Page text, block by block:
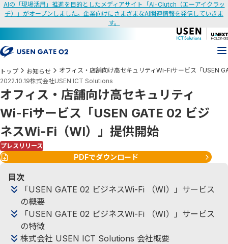
AIの「現場活用」推進を目的としたメディアサイト「AI-Clutch（エーアイクラッ
チ）」がオープンしました。企業向けにさまざまなAI関連情報を発信していきま
す。
トップ お知らせ
オフィス・店舗向け高セキュリティWi-Fiサービス「USEN
2022.10.19株式会社USEN ICT Solutions
オフィス・店舗向け高セキュリティ
Wi-Fiサービス「USEN GATE 02 ビジ
ネスWi-Fi（WI）」提供開始
プレスリリース
PDFでダウンロード
目次
「USEN GATE 02 ビジネスWi-Fi （WI）」サービス
の概要
「USEN GATE 02 ビジネスWi-Fi （WI）」サービス
の特徴
株式会社 USEN ICT Solutions 会社概要